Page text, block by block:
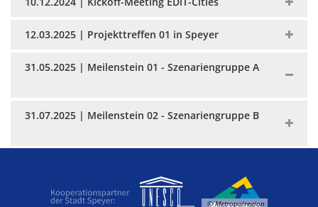
12.03.2025 | Projekttreffen 01 in Speyer
31.05.2025 | Meilenstein 01 - Szenariengruppe A
31.07.2025 | Meilenstein 02 - Szenariengruppe B
© Metropolregion